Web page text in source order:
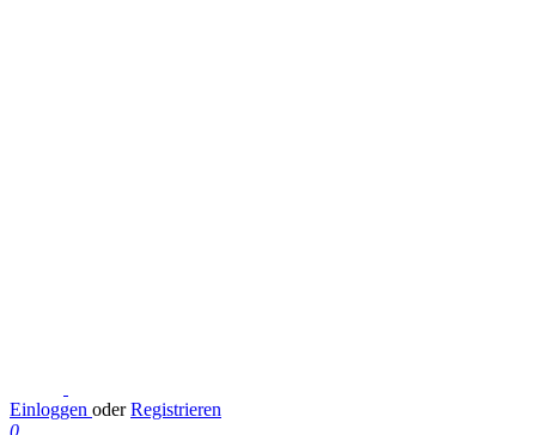
Einloggen oder Registrieren
0